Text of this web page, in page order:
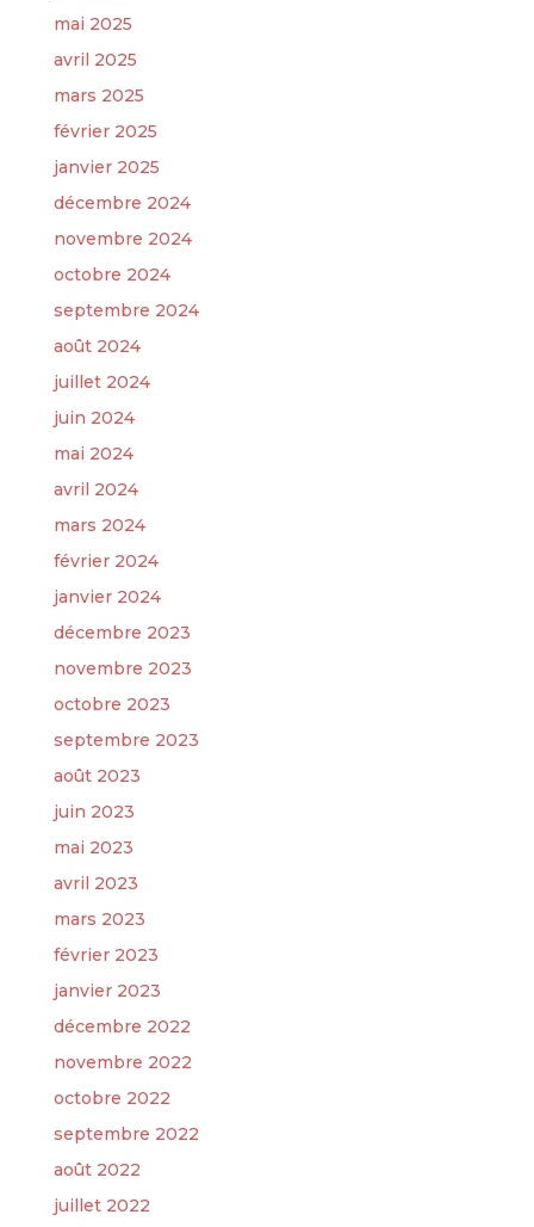
mai 2025
avril 2025
mars 2025
février 2025
janvier 2025
décembre 2024
novembre 2024
octobre 2024
septembre 2024
août 2024
juillet 2024
juin 2024
mai 2024
avril 2024
mars 2024
février 2024
janvier 2024
décembre 2023
novembre 2023
octobre 2023
septembre 2023
août 2023
juin 2023
mai 2023
avril 2023
mars 2023
février 2023
janvier 2023
décembre 2022
novembre 2022
octobre 2022
septembre 2022
août 2022
juillet 2022